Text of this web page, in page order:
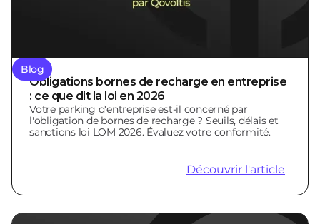
Blog
Obligations bornes de recharge en entreprise
: ce que dit la loi en 2026
Votre parking d'entreprise est-il concerné par
l'obligation de bornes de recharge ? Seuils, délais et
sanctions loi LOM 2026. Évaluez votre conformité.
Découvrir l'article